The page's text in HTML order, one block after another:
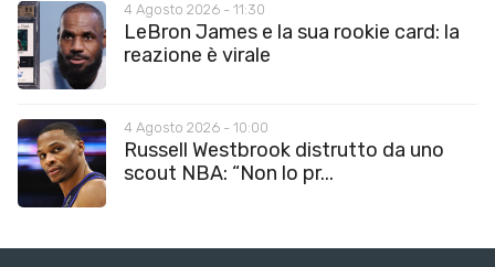
4 Agosto 2026 - 11:30
LeBron James e la sua rookie card: la
reazione è virale
4 Agosto 2026 - 10:00
Russell Westbrook distrutto da uno
scout NBA: “Non lo pr...